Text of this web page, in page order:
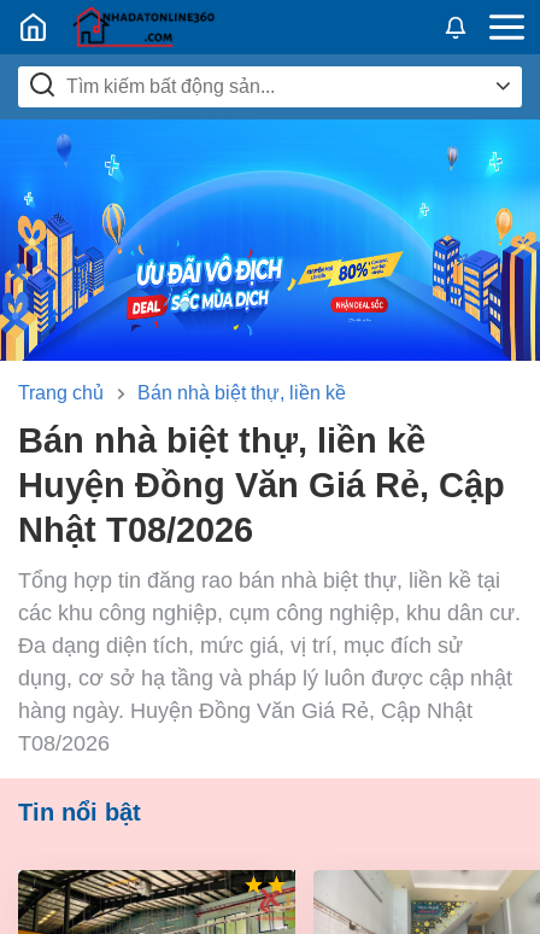
Nhadatban24h.vn
Trang chủ Bán nhà biệt thự, liền kề
Bán nhà biệt thự, liền kề
Huyện Đồng Văn Giá Rẻ, Cập
Nhật T08/2026
Tổng hợp tin đăng rao bán nhà biệt thự, liền kề tại
các khu công nghiệp, cụm công nghiệp, khu dân cư.
Đa dạng diện tích, mức giá, vị trí, mục đích sử
dụng, cơ sở hạ tầng và pháp lý luôn được cập nhật
hàng ngày. Huyện Đồng Văn Giá Rẻ, Cập Nhật
T08/2026
Tin nổi bật